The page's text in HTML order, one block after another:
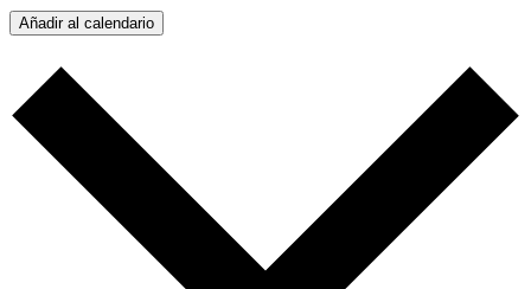
Añadir al calendario